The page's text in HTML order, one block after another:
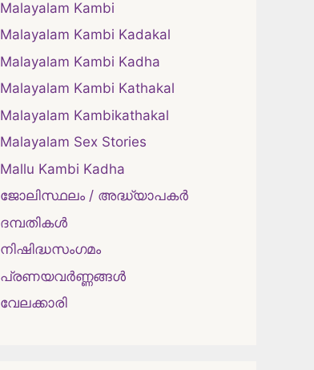
Malayalam Kambi
Malayalam Kambi Kadakal
Malayalam Kambi Kadha
Malayalam Kambi Kathakal
Malayalam Kambikathakal
Malayalam Sex Stories
Mallu Kambi Kadha
ജോലിസ്ഥലം / അദ്ധ്യാപകർ
ദമ്പതികള്‍
നിഷിദ്ധസംഗമം
പ്രണയവർണ്ണങ്ങൾ
വേലക്കാരി